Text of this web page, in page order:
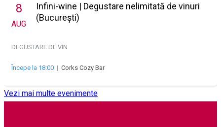
8
AUG
Infini-wine | Degustare nelimitată de vinuri
(București)
DEGUSTARE DE VIN
Începe la 18:00 | Corks Cozy Bar
Vezi mai multe evenimente